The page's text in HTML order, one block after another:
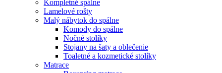
Kompletné spálne
Lamelové rošty
Malý nábytok do spálne
Komody do spálne
Nočné stolíky
Stojany na šaty a oblečenie
Toaletné a kozmetické stolíky
Matrace